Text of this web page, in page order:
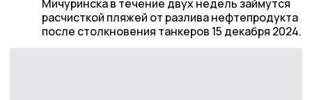
Мичуринска в течение двух недель займутся
расчисткой пляжей от разлива нефтепродукта
после столкновения танкеров 15 декабря 2024.